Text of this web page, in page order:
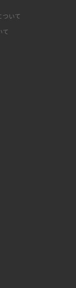
方の特徴や選び方を
うための方法や注意
ームゲートウェイと
時の対処法を紹介
の種類も解説
も紹介
心者向けにわかり
ついて
て